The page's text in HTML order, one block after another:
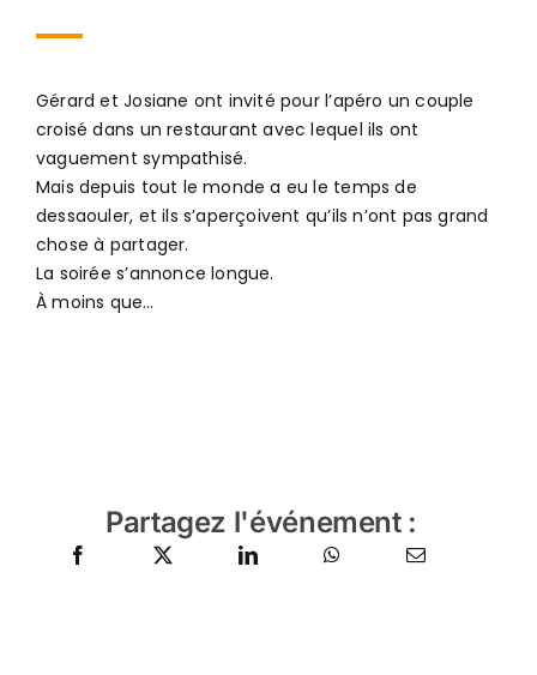
Gérard et Josiane ont invité pour l’apéro un couple
croisé dans un restaurant avec lequel ils ont
vaguement sympathisé.
Mais depuis tout le monde a eu le temps de
dessaouler, et ils s’aperçoivent qu’ils n’ont pas grand
chose à partager.
La soirée s’annonce longue.
À moins que…
Partagez l'événement :